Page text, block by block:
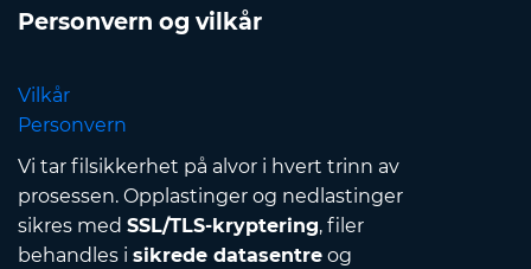
Personvern og vilkår
Vilkår
Personvern
Vi tar filsikkerhet på alvor i hvert trinn av
prosessen. Opplastinger og nedlastinger
sikres med SSL/TLS-kryptering, filer
behandles i sikrede datasentre og